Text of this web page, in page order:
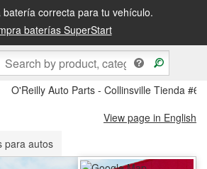
batería correcta para tu vehículo.
baterías SuperStart
al día siguiente o recógela en la tienda
O'Reilly Auto Parts - Collinsville Tienda
View page in English
para autos